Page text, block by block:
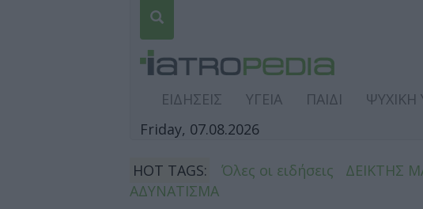
ΕΙΔΗΣΕΙΣ ΥΓΕΙΑ ΠΑΙΔΙ ΨΥΧΙΚΗ
Friday, 07.08.2026
HOT TAGS: Όλες οι ειδήσεις ΔΕΙΚΤΗΣ
ΑΔΥΝΑΤΙΣΜΑ